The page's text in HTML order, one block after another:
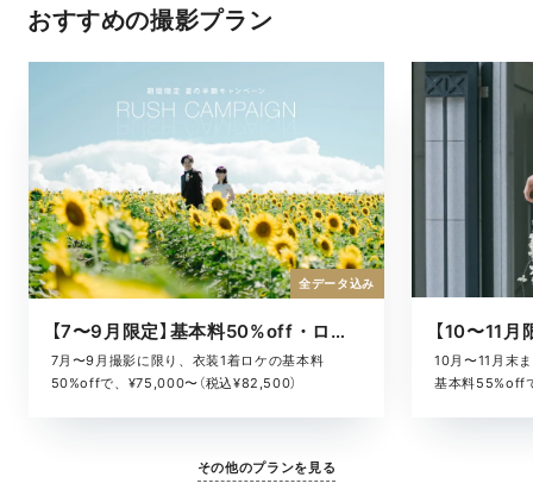
おすすめの撮影プラン
【7〜9月限定】基本料50%off・ロケキャンペーン
7月〜9月撮影に限り、衣装1着ロケの基本料
50%offで、¥75,000〜（税込¥82,500）
全データ込み
10月〜11月末
基本料55%off
その他のプランを見る